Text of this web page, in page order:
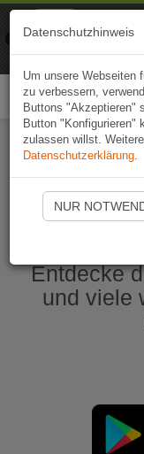
Entdecke
und viele
Datenschutzhinweis
Um unsere Webseiten
zu verbessern,
Buttons "Akzeptieren"
Button "Konfigurieren"
zulassen willst.
Datenschutzerklärung.
NUR
Naviki